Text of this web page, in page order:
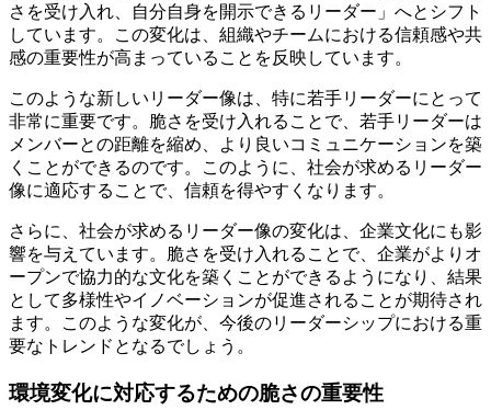
さを受け入れ、自分自身を開示できるリーダー」へとシフト
しています。この変化は、組織やチームにおける信頼感や共
感の重要性が高まっていることを反映しています。
このような新しいリーダー像は、特に若手リーダーにとって
非常に重要です。脆さを受け入れることで、若手リーダーは
メンバーとの距離を縮め、より良いコミュニケーションを築
くことができるのです。このように、社会が求めるリーダー
像に適応することで、信頼を得やすくなります。
さらに、社会が求めるリーダー像の変化は、企業文化にも影
響を与えています。脆さを受け入れることで、企業がよりオ
ープンで協力的な文化を築くことができるようになり、結果
として多様性やイノベーションが促進されることが期待され
ます。このような変化が、今後のリーダーシップにおける重
要なトレンドとなるでしょう。
環境変化に対応するための脆さの重要性